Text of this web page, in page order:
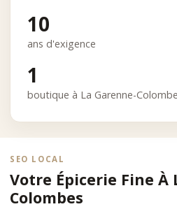
10
ans d'exigence
1
boutique à La Garenne-
SEO LOCAL
Votre Épicerie Fine À
Colombes